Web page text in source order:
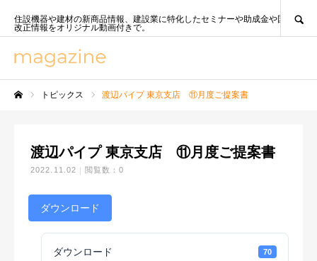
住設機器や建材の新商品情報、建設業に特化したセミナーや助成金や国策、法
改正情報をオリジナル動画付きで。
トピックス 渡辺パイプ 東京支店 ⑪月度ご提案書
渡辺パイプ 東京支店 ⑪月度ご提案書
2022.11.02 閲覧数：0
ダウンロード
ダウンロード 70